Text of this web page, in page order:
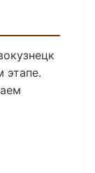
этапе.